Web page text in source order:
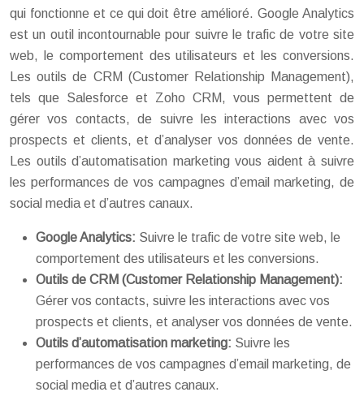
qui fonctionne et ce qui doit être amélioré. Google Analytics
est un outil incontournable pour suivre le trafic de votre site
web, le comportement des utilisateurs et les conversions.
Les outils de CRM (Customer Relationship Management),
tels que Salesforce et Zoho CRM, vous permettent de
gérer vos contacts, de suivre les interactions avec vos
prospects et clients, et d’analyser vos données de vente.
Les outils d’automatisation marketing vous aident à suivre
les performances de vos campagnes d’email marketing, de
social media et d’autres canaux.
Google Analytics: Suivre le trafic de votre site web, le
comportement des utilisateurs et les conversions.
Outils de CRM (Customer Relationship Management):
Gérer vos contacts, suivre les interactions avec vos
prospects et clients, et analyser vos données de vente.
Outils d’automatisation marketing: Suivre les
performances de vos campagnes d’email marketing, de
social media et d’autres canaux.